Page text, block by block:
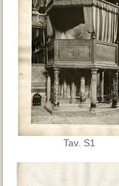
Tav. S1